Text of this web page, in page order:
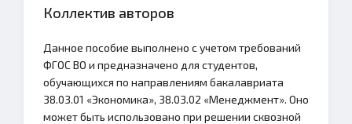
Коллектив авторов
Данное пособие выполнено с учетом требований
ФГОС ВО и предназначено для студентов,
обучающихся по направлениям бакалавриата
38.03.01 «Экономика», 38.03.02 «Менеджмент». Оно
может быть использовано при решении сквозной